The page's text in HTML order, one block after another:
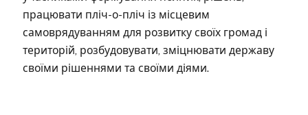
працювати пліч-о-пліч із місцевим
самоврядуванням для розвитку своїх громад і
територій, розбудовувати, зміцнювати державу
своїми рішеннями та своїми діями.